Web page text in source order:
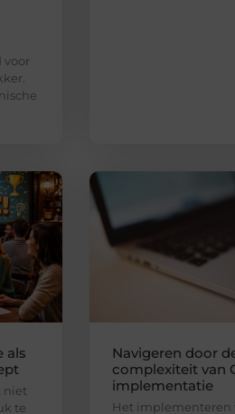
voor
als
niet
te
Navigeren door
complexiteit van
implementatie
Het implementeren